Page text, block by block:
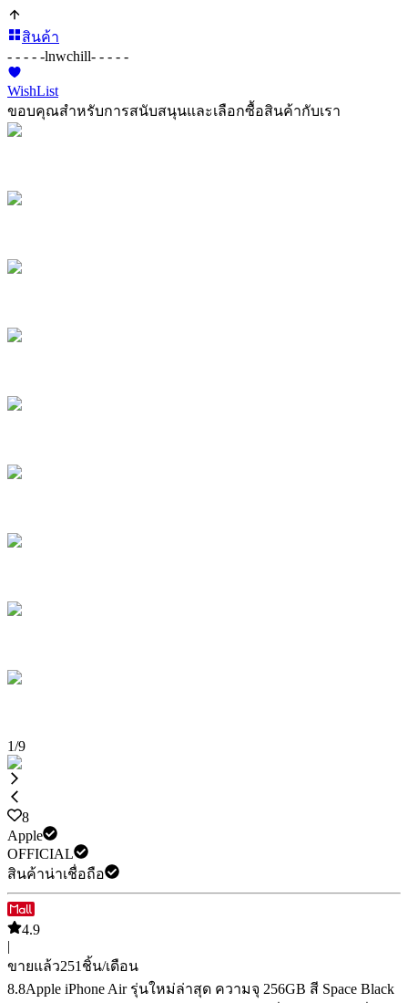
สินค้า
- - - - -lnwchill- - - - -
WishList
ขอบคุณสำหรับการสนับสนุนและเลือกซื้อสินค้ากับเรา
1/9
8
Apple
OFFICIAL
สินค้าน่าเชื่อถือ
4.9
|
ขายแล้ว251 ชิ้น/เดือน
8.8Apple iPhone Air รุ่นใหม่ล่าสุด ความจุ 256GB สี Space Black